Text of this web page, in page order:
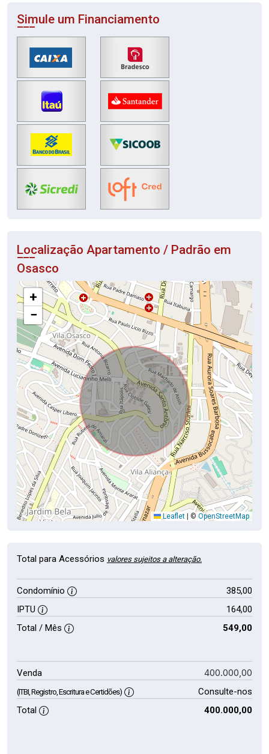
Simule um Financiamento
Localização Apartamento / Padrão em
Osasco
+
−
Leaflet | © OpenStreetMap
Total para Acessórios valores sujeitos a alteração.
Condomínio
385,00
IPTU
164,00
Total / Mês
549,00
Venda 400.000,00
(ITBI, Registro, Escritura e Certidões)
Consulte-nos
Total
400.000,00